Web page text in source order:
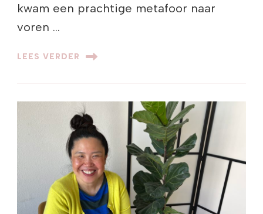
kwam een prachtige metafoor naar
voren …
LEES VERDER